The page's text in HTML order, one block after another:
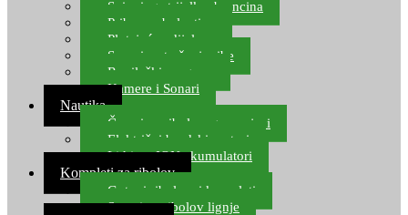
Spinning strijelke, brancina
Pribor za bolentino
Plutajuća odijela
Sonari za traženje ribe
Ronilački program
Kamere i Sonari
Nautika
Čamci za ribolov, gumenjaci
Električni brodski motori
Lithium ION akumulatori
Kompleti za ribolov
Gotovi ribolovni kompleti
Setovi za ribolov lignje